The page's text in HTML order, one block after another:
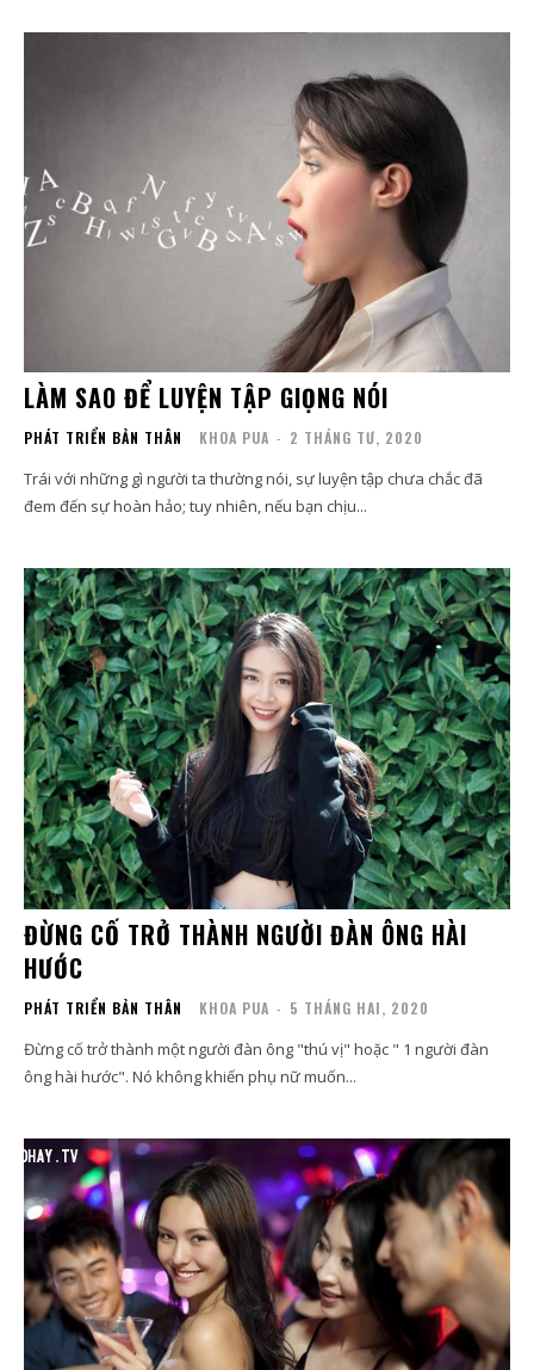
LÀM SAO ĐỂ LUYỆN TẬP GIỌNG NÓI
PHÁT TRIỂN BẢN THÂN KHOA PUA - 2 THÁNG TƯ, 2020
Trái với những gì người ta thường nói, sự luyện tập chưa chắc đã
đem đến sự hoàn hảo; tuy nhiên, nếu bạn chịu...
ĐỪNG CỐ TRỞ THÀNH NGƯỜI ĐÀN ÔNG HÀI
HƯỚC
PHÁT TRIỂN BẢN THÂN KHOA PUA - 5 THÁNG HAI, 2020
Đừng cố trở thành một người đàn ông "thú vị" hoặc " 1 người đàn
ông hài hước". Nó không khiến phụ nữ muốn...